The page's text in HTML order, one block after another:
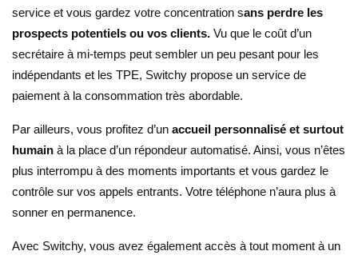
service et vous gardez votre concentration sans perdre les
prospects potentiels ou vos clients. Vu que le coût d’un
secrétaire à mi-temps peut sembler un peu pesant pour les
indépendants et les TPE, Switchy propose un service de
paiement à la consommation très abordable.
Par ailleurs, vous profitez d’un accueil personnalisé et surtout
humain à la place d’un répondeur automatisé. Ainsi, vous n’êtes
plus interrompu à des moments importants et vous gardez le
contrôle sur vos appels entrants. Votre téléphone n’aura plus à
sonner en permanence.
Avec Switchy, vous avez également accès à tout moment à un